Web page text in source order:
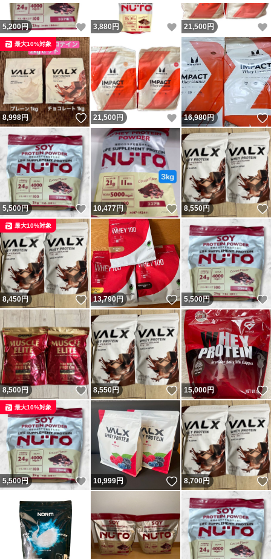
5,200円 いいね！
3,880 円 いいね！
21,500 円
8,998円 いいね！
最大10%対象
21,500 円 いいね！
16,980円
5,500円 いいね！
10,477円 いいね！
8,550円
8,450円 いいね！
最大10%対象
13,790円 いいね！
5,500円
8,500円 いいね！
8,550円 いいね！
15,000円
5,500円 いいね！
最大10%対象
10,999円 いいね！
8,700円